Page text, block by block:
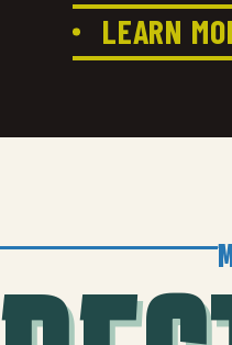
LEARN